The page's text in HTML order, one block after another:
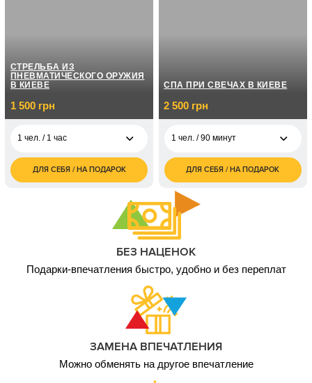
вида оружия
СТРЕЛЬБА ИЗ
ПНЕВМАТИЧЕСКОГО ОРУЖИЯ
В КИЕВЕ
1 500 грн
1 чел. / 1 час
1 500
грн
1 800
грн
ДЛЯ СЕБЯ / НА ПОДАРОК
СПА ПРИ СВЕЧАХ В КИЕВЕ
2 500 грн
1 чел. / 90 минут
2 500
грн
2 чел. / 90 минут
ДЛЯ СЕБЯ / НА ПОДАРОК
БЕЗ НАЦЕНОК
Подарки-впечатления быстро, удобно и без переплат
ЗАМЕНА ВПЕЧАТЛЕНИЯ
Можно обменять на другое впечатление